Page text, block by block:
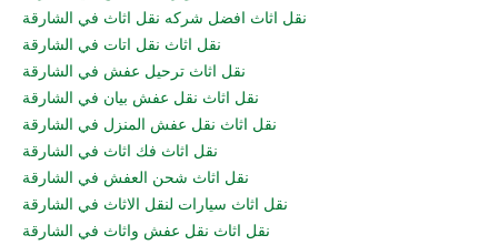
نقل اثاث افضل شركه نقل اثاث في الشارقة
نقل اثاث نقل اتات في الشارقة
نقل اثاث ترحيل عفش في الشارقة
نقل اثاث نقل عفش بيان في الشارقة
نقل اثاث نقل عفش المنزل في الشارقة
نقل اثاث فك اثاث في الشارقة
نقل اثاث شحن العفش في الشارقة
نقل اثاث سيارات لنقل الاثاث في الشارقة
نقل اثاث نقل عفش واثاث في الشارقة